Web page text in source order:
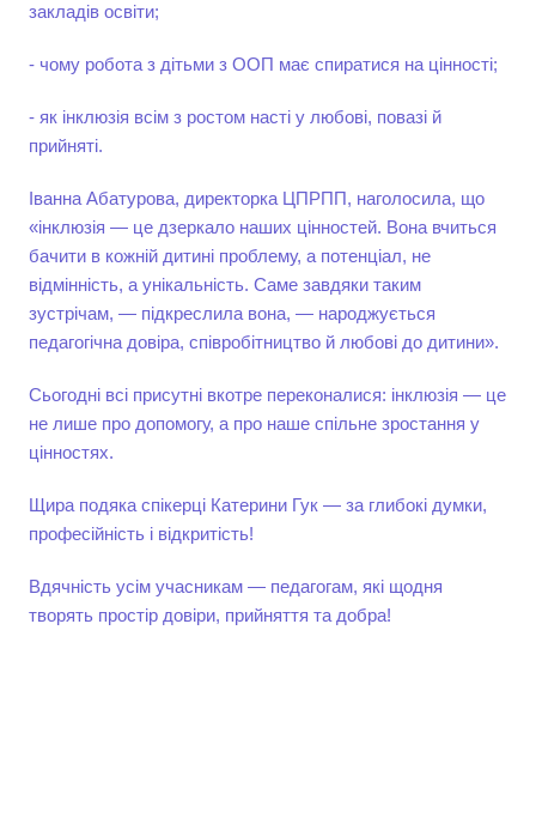
закладів освіти;
- чому робота з дітьми з ООП має спиратися на цінності;
- як інклюзія всім з ростом насті у любові, повазі й
прийняті.
Іванна Абатурова, директорка ЦПРПП, наголосила, що
«інклюзія — це дзеркало наших цінностей. Вона вчиться
бачити в кожній дитині проблему, а потенціал, не
відмінність, а унікальність. Саме завдяки таким
зустрічам, — підкреслила вона, — народжується
педагогічна довіра, співробітництво й любові до дитини».
Сьогодні всі присутні вкотре переконалися: інклюзія — це
не лише про допомогу, а про наше спільне зростання у
цінностях.
Щира подяка спікерці Катерини Гук — за глибокі думки,
професійність і відкритість!
Вдячність усім учасникам — педагогам, які щодня
творять простір довіри, прийняття та добра!